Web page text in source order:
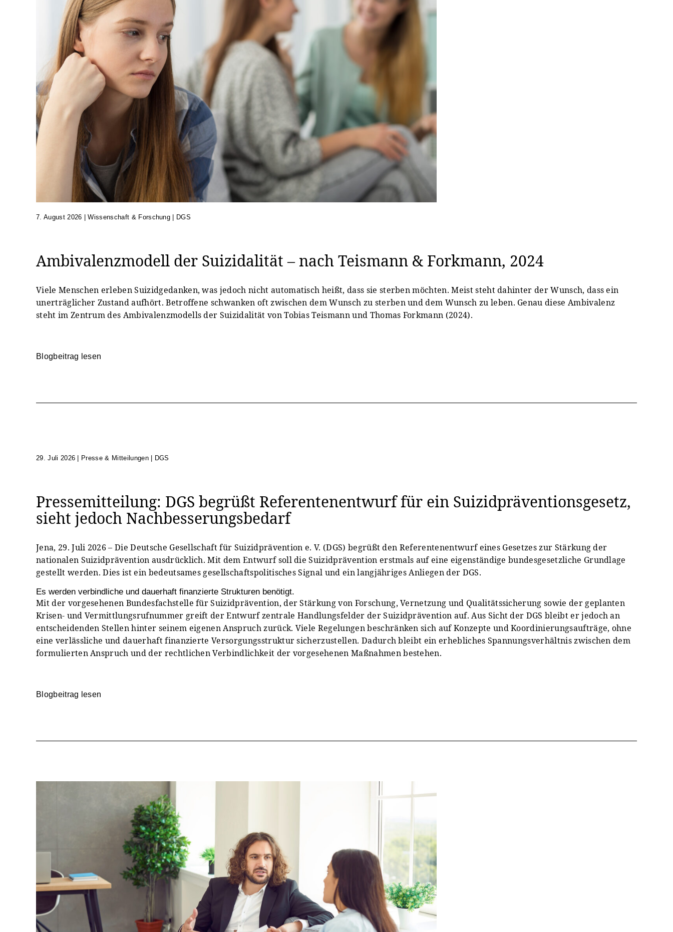
7. August 2026 |Wissenschaft & Forschung | DGS
Ambivalenzmodell der Suizidalität – nach Teismann & Forkmann, 2024
Viele Menschen erleben Suizidgedanken, was jedoch nicht automatisch heißt, dass sie sterben möchten. Meist steht dahinter der Wunsch, dass ein
unerträglicher Zustand aufhört. Betroffene schwanken oft zwischen dem Wunsch zu sterben und dem Wunsch zu leben. Genau diese Ambivalenz
steht im Zentrum des Ambivalenzmodells der Suizidalität von Tobias Teismann und Thomas Forkmann (2024).
Blogbeitrag lesen
29. Juli 2026 | Presse & Mitteilungen | DGS
Pressemitteilung: DGS begrüßt Referentenentwurf für ein Suizidpräventionsgesetz,
sieht jedoch Nachbesserungsbedarf
Jena, 29. Juli 2026 – Die Deutsche Gesellschaft für Suizidprävention e. V. (DGS) begrüßt den Referentenentwurf eines Gesetzes zur Stärkung der
nationalen Suizidprävention ausdrücklich. Mit dem Entwurf soll die Suizidprävention erstmals auf eine eigenständige bundesgesetzliche Grundlage
gestellt werden. Dies ist ein bedeutsames gesellschaftspolitisches Signal und ein langjähriges Anliegen der DGS.
Es werden verbindliche und dauerhaft finanzierte Strukturen benötigt.
Mit der vorgesehenen Bundesfachstelle für Suizidprävention, der Stärkung von Forschung, Vernetzung und Qualitätssicherung sowie der geplanten
Krisen- und Vermittlungsrufnummer greift der Entwurf zentrale Handlungsfelder der Suizidprävention auf. Aus Sicht der DGS bleibt er jedoch an
entscheidenden Stellen hinter seinem eigenen Anspruch zurück. Viele Regelungen beschränken sich auf Konzepte und Koordinierungsaufträge, ohne
eine verlässliche und dauerhaft finanzierte Versorgungsstruktur sicherzustellen. Dadurch bleibt ein erhebliches Spannungsverhältnis zwischen dem
formulierten Anspruch und der rechtlichen Verbindlichkeit der vorgesehenen Maßnahmen bestehen.
Blogbeitrag lesen